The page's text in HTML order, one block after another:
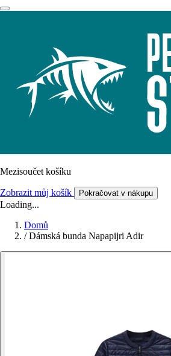
Mezisoučet košíku
Zobrazit můj košík Pokračovat v nákupu
Loading...
Domů
/ Dámská bunda Napapijri Adir